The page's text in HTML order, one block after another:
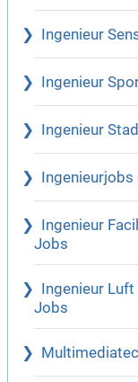
Ingenieur
Ingenieur
Ingenieur
Ingenieur
Jobs
Ingenieur
Jobs